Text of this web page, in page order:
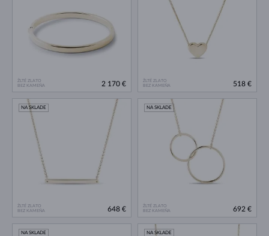
ŽLTÉ ZLATO
BEZ KAMEŇA
2 170 €
ŽLTÉ ZLATO
BEZ KAMEŇA
518 €
ŽLTÉ ZLATO
BEZ KAMEŇA
NA SKLADE
648 €
ŽLTÉ ZLATO
BEZ KAMEŇA
NA SKLADE
692 €
NA SKLADE NA SKLADE